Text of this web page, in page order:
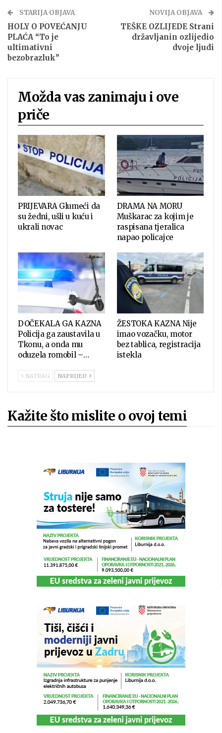
STARIJA OBJAVA
HOLY O POVEĆANJU
PLAĆA “To je
ultimativni
bezobrazluk”
NOVIJA OBJAVA
TEŠKE OZLIJEDE Strani
državljanin ozlijedio
dvoje ljudi
Možda vas zanimaju i ove
priče
PRIJEVARA Glumeći da
su žedni, ušli u kuću i
ukrali novac
DRAMA NA MORU
Muškarac za kojim je
raspisana tjeralica
napao policajce
DOČEKALA GA KAZNA
Policija ga zaustavila u
Tkonu, a onda mu
oduzela romobil –…
ŽESTOKA KAZNA Nije
imao vozačku, motor
bez tablica, registracija
istekla
NATRAG NAPRIJED
Kažite što mislite o ovoj temi